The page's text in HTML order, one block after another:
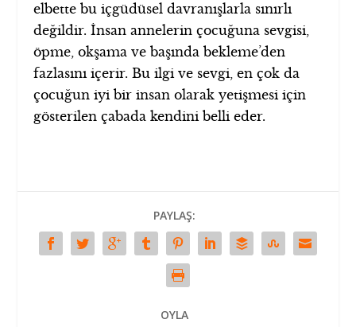
elbette bu içgüdüsel davranışlarla sınırlı
değildir. İnsan annelerin çocuğuna sevgisi,
öpme, okşama ve başında bekleme’den
fazlasını içerir. Bu ilgi ve sevgi, en çok da
çocuğun iyi bir insan olarak yetişmesi için
gösterilen çabada kendini belli eder.
PAYLAŞ:
OYLA